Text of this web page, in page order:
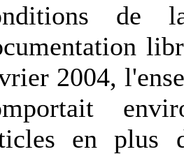
de
2004,
en plus